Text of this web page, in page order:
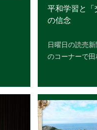
平和学習と「
の信念
日曜日の読売新
のコーナーで